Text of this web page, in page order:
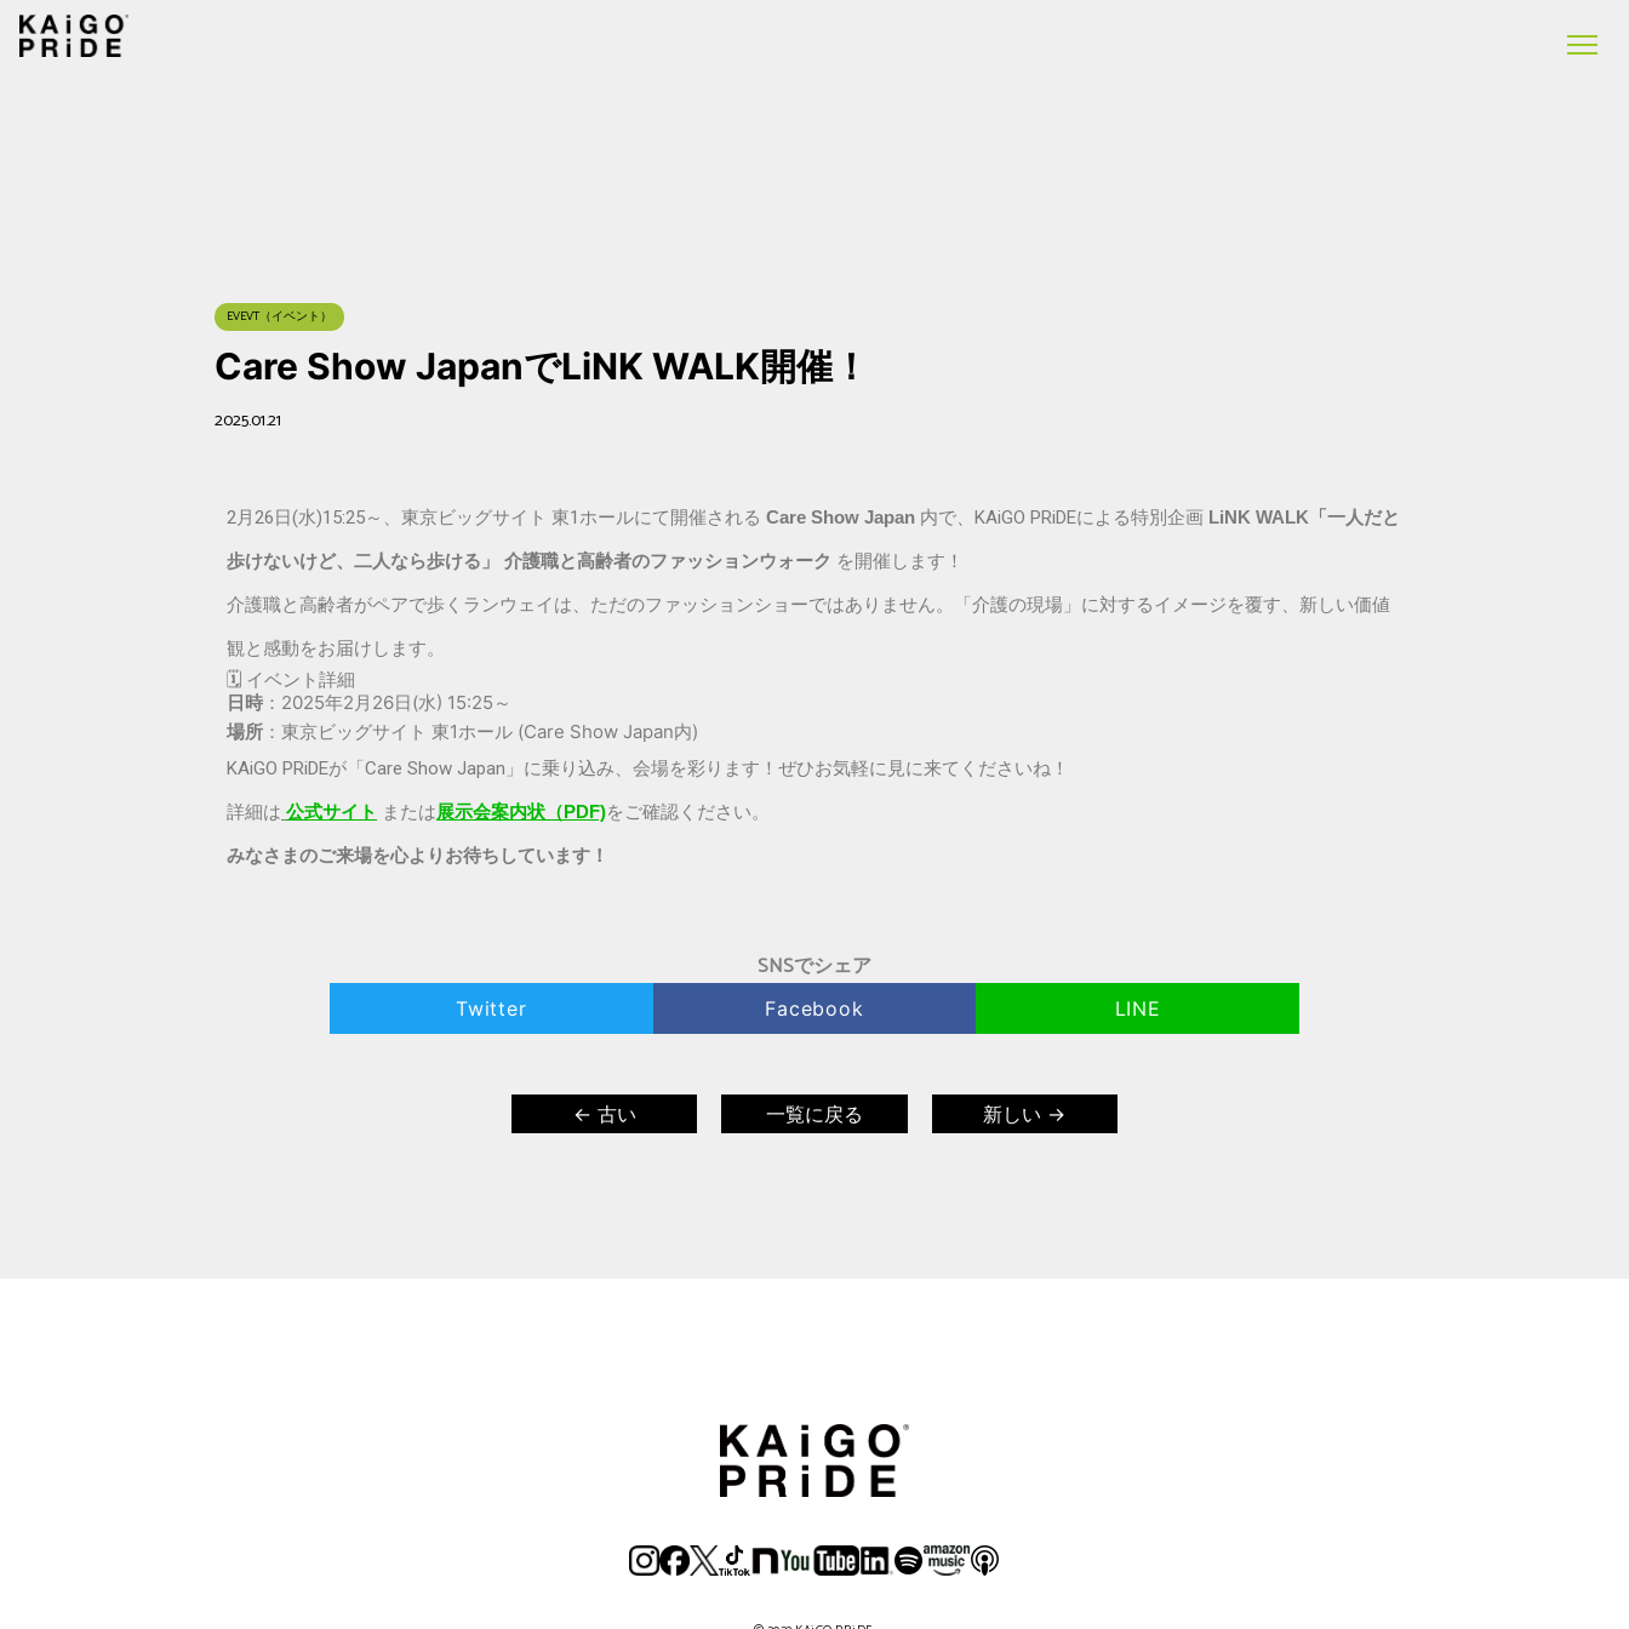
EVEVT（イベント）
Care Show JapanでLiNK WALK開催！
2025.01.21
2月26日(水)15:25～、東京ビッグサイト 東1ホールにて開催される Care Show Japan 内で、KAiGO PRiDEによる特別企画 LiNK WALK「一人だと
歩けないけど、二人なら歩ける」 介護職と高齢者のファッションウォーク を開催します！
介護職と高齢者がペアで歩くランウェイは、ただのファッションショーではありません。「介護の現場」に対するイメージを覆す、新しい価値
観と感動をお届けします。
🗓 イベント詳細
日時 ：2025年2月26日(水) 15:25～
場所 ：東京ビッグサイト 東1ホール (Care Show Japan内)
KAiGO PRiDEが「Care Show Japan」に乗り込み、会場を彩ります！ぜひお気軽に見に来てくださいね！
詳細は 公式サイト または展示会案内状（PDF)をご確認ください。
みなさまのご来場を心よりお待ちしています！
SNSでシェア
Twitter Facebook LINE
← 古い 一覧に戻る 新しい →